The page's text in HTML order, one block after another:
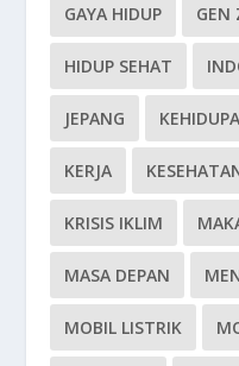
GAYA HIDUP GEN
HIDUP SEHAT
JEPANG
KERJA
KRISIS IKLIM
MASA DEPAN
MOBIL LISTRIK